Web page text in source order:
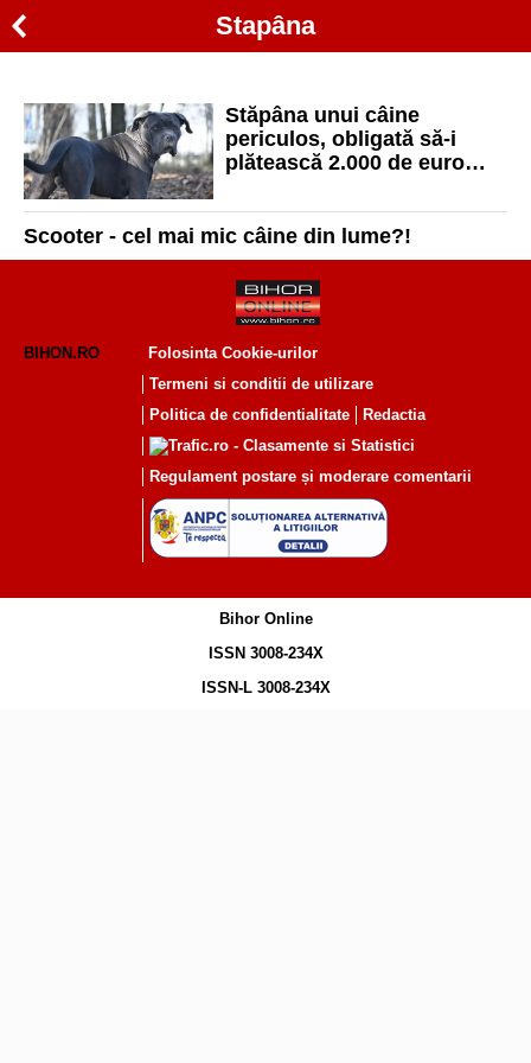
Stapâna
Stăpâna unui câine
periculos, obligată să-i
plătească 2.000 de euro
mușcat de animal
Scooter - cel mai mic câine din lume?!
BIHON.RO
Folosinta Cookie-urilor
Termeni si conditii de utilizare
Politica de confidentialitate
Redactia
Regulament postare și moderare comentarii
Bihor Online
ISSN 3008-234X
ISSN-L 3008-234X